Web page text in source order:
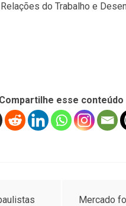
do Trabalho e
Compartilhe esse conteúdo
Mercado